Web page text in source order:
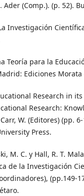
Ader (Comp.). (p. 52).
Investigación
Teoría para la
Ediciones Morata
Research in
Research:
Carr, W. (Editores) (pp.
Press.
M. C. y Hall, R. T.
de la Investigación
(pp.149-